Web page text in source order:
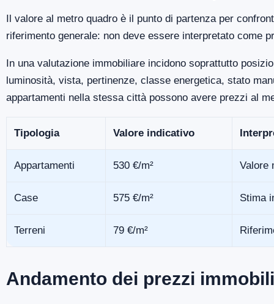
Il valore al metro quadro è il punto di partenza per
riferimento generale: non deve essere interpretato come
In una valutazione immobiliare incidono soprattutto
luminosità, vista, pertinenze, classe energetica, stato
appartamenti nella stessa città possono avere prezzi al
Tipologia Valore indicativo
Appartamenti 530 €/m² Valore
Case 575 €/m² Stima
Terreni 79 €/m²
Andamento dei prezzi